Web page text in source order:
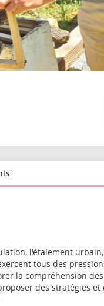
gallery
l'étalement
tous des
la compréhension
des stratégies et